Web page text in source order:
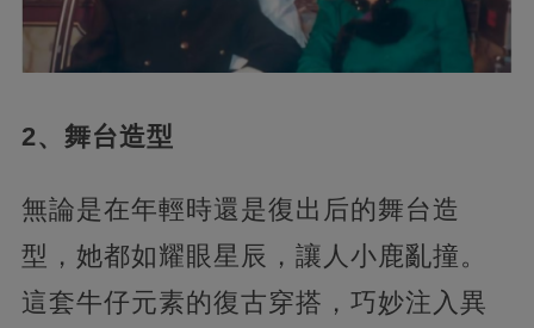
2、舞台造型
無論是在年輕時還是復出后的舞台造
型，她都如耀眼星辰，讓人小鹿亂撞。
這套牛仔元素的復古穿搭，巧妙注入異